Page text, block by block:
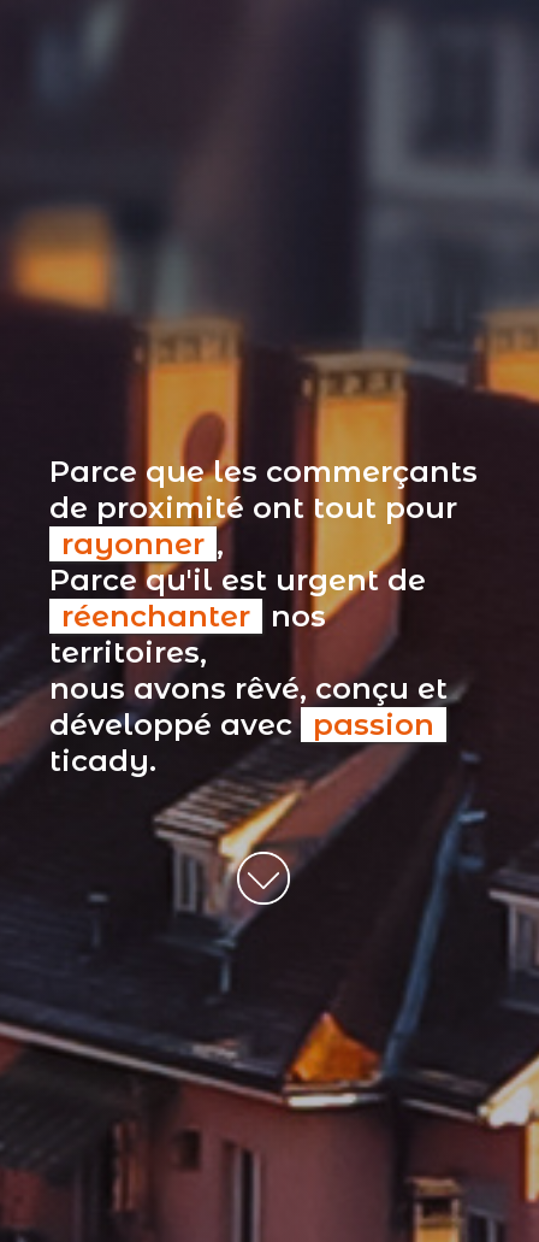
Parce que les commerçants
de proximité ont tout pour
rayonner ,
Parce qu'il est urgent de
réenchanter
nos
territoires,
nous avons rêvé, conçu et
développé avec passion
ticady.